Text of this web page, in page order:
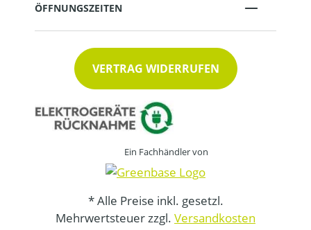
ÖFFNUNGSZEITEN
VERTRAG WIDERRUFEN
Ein Fachhändler von
* Alle Preise inkl. gesetzl.
Mehrwertsteuer zzgl. Versandkosten